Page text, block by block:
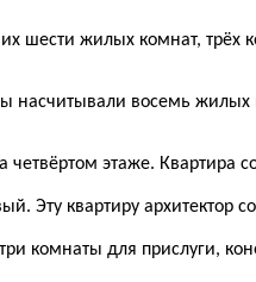
шести жилых комнат,
насчитывали восемь
этаже. Квартира
Эту квартиру архитектор
комнаты для прислуги,